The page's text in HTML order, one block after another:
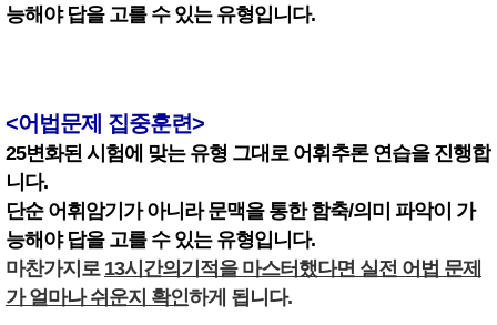
능해야 답을 고를 수 있는 유형입니다.
<어법문제 집중훈련>
25변화된 시험에 맞는 유형 그대로 어휘추론 연습을 진행합
니다.
단순 어휘암기가 아니라 문맥을 통한 함축/의미 파악이 가
능해야 답을 고를 수 있는 유형입니다.
마찬가지로 13시간의기적을 마스터했다면 실전 어법 문제
가 얼마나 쉬운지 확인하게 됩니다.